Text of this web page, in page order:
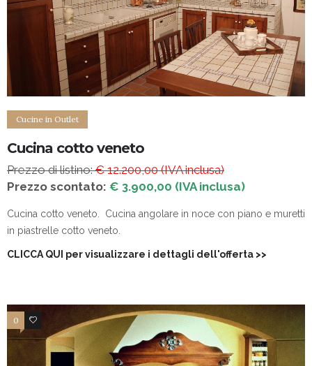
Cucine in Outlet
Cucina cotto veneto
Prezzo di listino:€ 12.200,00 (IVA inclusa)
Prezzo scontato: € 3.900,00 (IVA inclusa)
Cucina cotto veneto. Cucina angolare in noce con piano e muretti
in piastrelle cotto veneto.
CLICCA QUI per visualizzare i dettagli dell'offerta >>
0 4